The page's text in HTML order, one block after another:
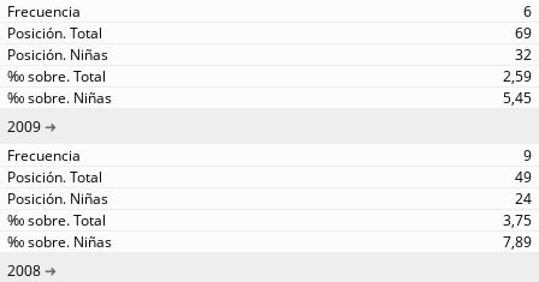
6
69
32
2,59
5,45
2009
9
49
24
3,75
7,89
2008